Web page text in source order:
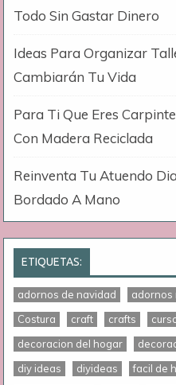
Todo Sin Gastar Dinero
Ideas Para Organizar
Cambiarán Tu Vida
Para Ti Que Eres
Con Madera Reciclada
Reinventa Tu Atuendo
Bordado A Mano
ETIQUETAS:
adornos de navidad adornos
Costura
craft crafts
decoracion del hogar
diy ideas
diyideas facil de